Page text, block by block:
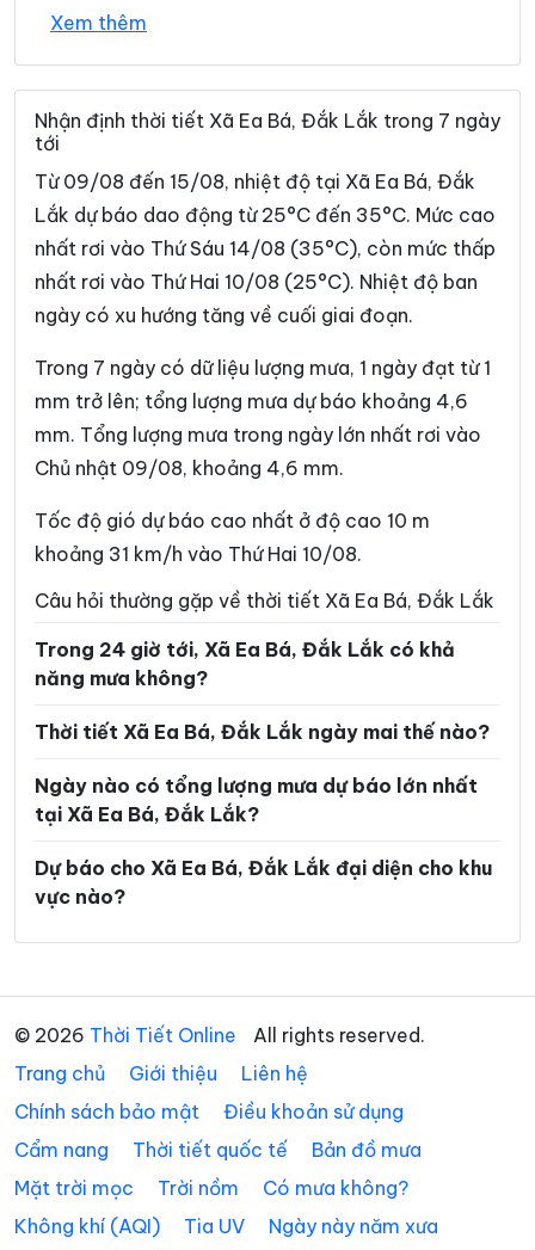
Xã Đắk Phơi
Xã Dliê Ya Xã Đồng Xuân
Xã Dray Bhăng Xã Đức Bình
Xã Ea Drăng Xã Ea Drông
Xã Ea H’leo Xã Ea Hiao
Xã Ea Khăl
Xã Ea Knốp Xã Ea Knuếc
Xã Ea Ktur Xã Ea Ly
Xã Ea M’Droh
Xã Ea Ning Xã Ea Nuôl
Xã Ea Phê Xã Ea Riêng
Xã Ea Rốk
Xã Ea Trang Xã Ea Tul
Xã Ea Wer Xã Ea Wy
Xã Hòa Mỹ
Xã Hòa Thịnh Xã Hòa Xuân
Xã Ia Lốp
Xã Krông Á Xã Krông Ana
Xã Krông Bông Xã Krông Búk
Xã Krông Năng Xã Krông Nô
Xã Krông Pắc Xã Liên Sơn Lắk
Xã Nam Ka
Xã Ô Loan Xã Phú Hòa 1
Xã Phú Hòa 2 Xã Phú Mỡ
Xem thêm
Nhận định thời tiết Xã Ea Bá, Đắk Lắk trong 7 ngày
tới
Từ 09/08 đến 15/08, nhiệt độ tại Xã Ea Bá, Đắk
Lắk dự báo dao động từ 25°C đến 35°C. Mức cao
nhất rơi vào Thứ Sáu 14/08 (35°C), còn mức thấp
nhất rơi vào Thứ Hai 10/08 (25°C). Nhiệt độ ban
ngày có xu hướng tăng về cuối giai đoạn.
Trong 7 ngày có dữ liệu lượng mưa, 1 ngày đạt từ 1
mm trở lên; tổng lượng mưa dự báo khoảng 4,6
mm. Tổng lượng mưa trong ngày lớn nhất rơi vào
Chủ nhật 09/08, khoảng 4,6 mm.
Tốc độ gió dự báo cao nhất ở độ cao 10 m
khoảng 31 km/h vào Thứ Hai 10/08.
Câu hỏi thường gặp về thời tiết Xã Ea Bá, Đắk Lắk
Trong 24 giờ tới, Xã Ea Bá, Đắk Lắk có khả
năng mưa không?
Thời tiết Xã Ea Bá, Đắk Lắk ngày mai thế nào?
Ngày nào có tổng lượng mưa dự báo lớn nhất
tại Xã Ea Bá, Đắk Lắk?
Dự báo cho Xã Ea Bá, Đắk Lắk đại diện cho khu
vực nào?
© 2026 Thời Tiết Online
All rights reserved.
Trang chủ
Giới thiệu
Liên hệ
Chính sách bảo mật
Điều khoản sử dụng
Cẩm nang
Thời tiết quốc tế
Bản đồ mưa
Mặt trời mọc
Trời nồm
Có mưa không?
Không khí (AQI)
Tia UV Ngày này năm xưa